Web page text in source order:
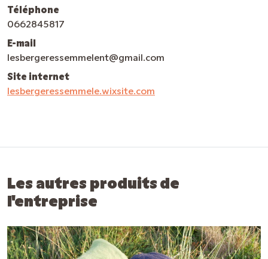
Téléphone
0662845817
E-mail
lesbergeressemmelent@gmail.com
Site internet
lesbergeressemmele.wixsite.com
Les autres produits de
l'entreprise